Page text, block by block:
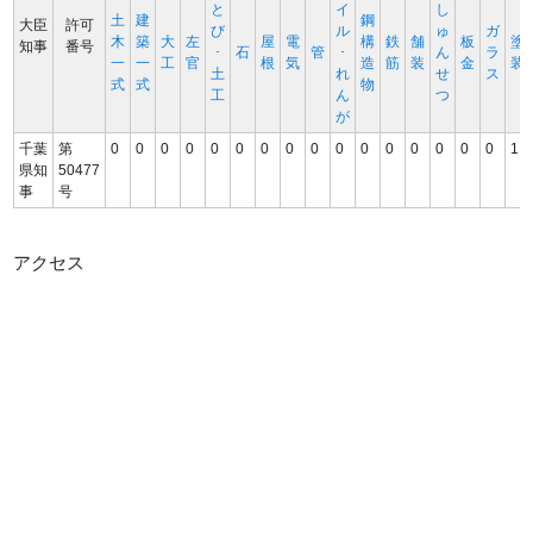
大臣
知事
許可
番号
土
木
一
式
建
築
一
式
大
工
左
官
と
び
･
土
工
石
屋
根
電
気
管
イ
ル
･
れ
ん
が
鋼
構
造
物
鉄
筋
舗
装
し
ゅ
ん
せ
つ
板
金
ガ
ラ
ス
塗
装
千葉
県知
事
第
50477
号
0 0 0 0 0 0 0 0 0 0 0 0 0 0 0 0 1
アクセス